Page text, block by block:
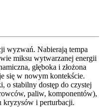
wyzwań. Nabierają tempa
miksu wytwarzanej energii
głęboka i złożona
się w nowym kontekście.
o stabilny dostęp do czystej
paliw, komponentów),
kryzysów i perturbacji.